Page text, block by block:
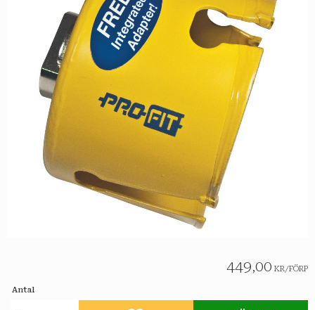
449,00 KR/FÖRP
Antal